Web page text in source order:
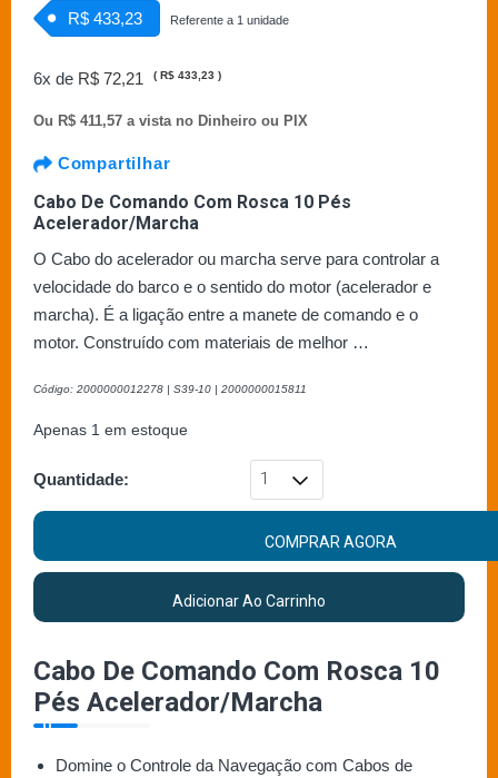
R$ 433,23 Referente a 1 unidade
6x de R$ 72,21 ( R$ 433,23 )
Ou R$ 411,57 a vista no Dinheiro ou PIX
Compartilhar
Cabo De Comando Com Rosca 10 Pés
Acelerador/Marcha
O Cabo do acelerador ou marcha serve para controlar a
velocidade do barco e o sentido do motor (acelerador e
marcha). É a ligação entre a manete de comando e o
motor. Construído com materiais de melhor …
Código: 2000000012278 | S39-10 | 2000000015811
Apenas 1 em estoque
Quantidade:
COMPRAR AGORA
Adicionar Ao Carrinho
Cabo De Comando Com Rosca 10
Pés Acelerador/Marcha
Domine o Controle da Navegação com Cabos de